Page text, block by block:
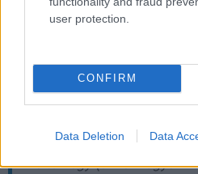
user protection.
CONFIRM
Data Deletion Data
igyekszik tisztázni, hogy
gondolatkísérlet részét
befolyásolják semmiben.
"Azt szeretném kiemelni,
parancsolatok. Csak
voltak egy (akkor nagyon